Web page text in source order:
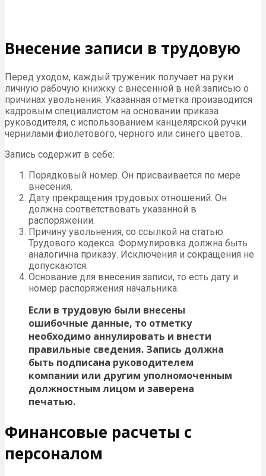
Внесение записи в трудовую
Перед уходом, каждый труженик получает на руки
личную рабочую книжку с внесенной в ней записью о
причинах увольнения. Указанная отметка производится
кадровым специалистом на основании приказа
руководителя, с использованием канцелярской ручки
чернилами фиолетового, черного или синего цветов.
Запись содержит в себе:
Порядковый номер. Он присваивается по мере
внесения.
Дату прекращения трудовых отношений. Он
должна соответствовать указанной в
распоряжении.
Причину увольнения, со ссылкой на статью
Трудового кодекса. Формулировка должна быть
аналогична приказу. Исключения и сокращения не
допускаются.
Основание для внесения записи, то есть дату и
номер распоряжения начальника.
Если в трудовую были внесены
ошибочные данные, то отметку
необходимо аннулировать и внести
правильные сведения. Запись должна
быть подписана руководителем
компании или другим уполномоченным
должностным лицом и заверена
печатью.
Финансовые расчеты с
персоналом